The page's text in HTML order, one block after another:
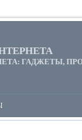
ГАДЖЕТЫ,